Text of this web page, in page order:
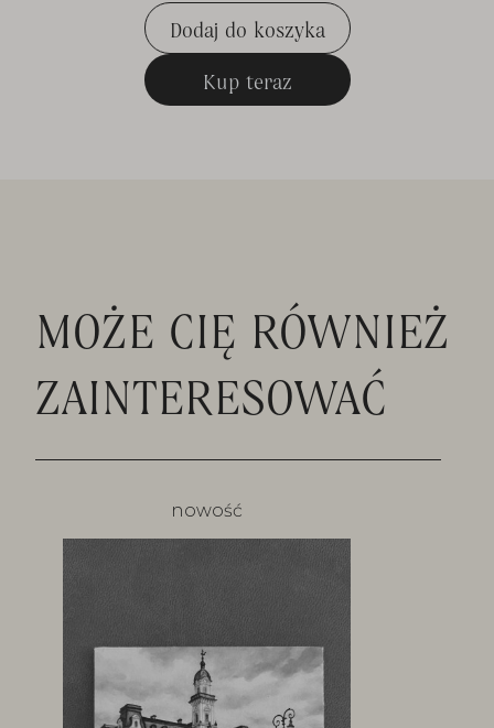
Dodaj do koszyka
Dodaj do koszyka
Kup teraz
Kup teraz
MOŻE CIĘ RÓWNIEŻ
ZAINTERESOWAĆ
nowość